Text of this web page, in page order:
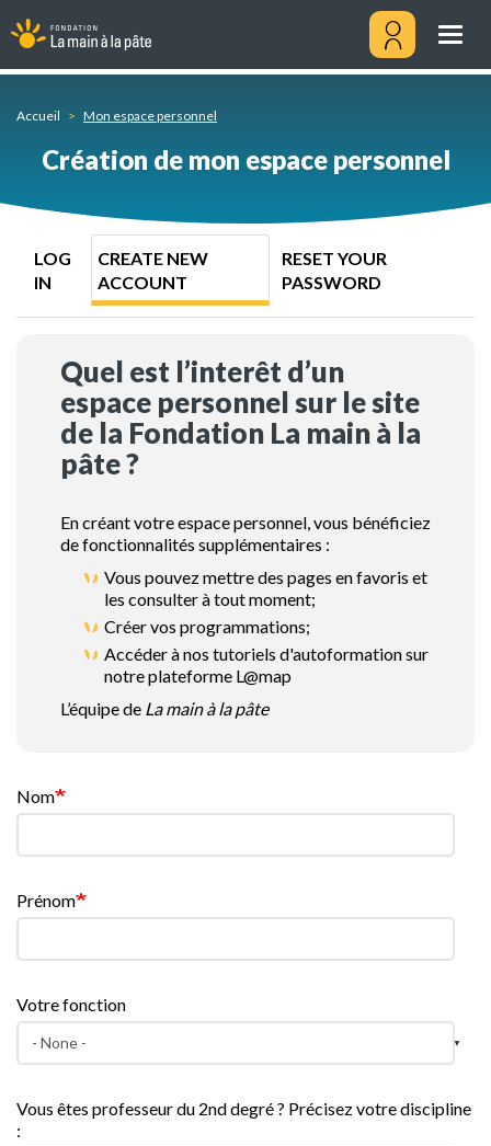
new
account
to
main
content
Accueil Mon espace personnel
Création de mon espace personnel
Primary
tabs
LOG
IN
CREATE NEW
ACCOUNT
RESET YOUR
PASSWORD
Quel est l’interêt d’un
espace personnel sur le site
de la Fondation La main à la
pâte ?
En créant votre espace personnel, vous bénéficiez
de fonctionnalités supplémentaires :
Vous pouvez mettre des pages en favoris et
les consulter à tout moment;
Créer vos programmations;
Accéder à nos tutoriels d'autoformation sur
notre plateforme L@map
L’équipe de La main à la pâte
Nom
Prénom
Votre fonction
Vous êtes professeur du 2nd degré ? Précisez votre discipline
: